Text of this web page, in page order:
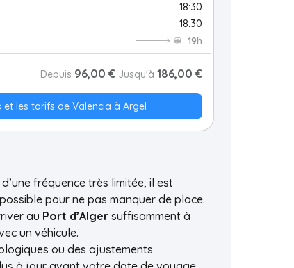
18:30
18:30
19h
Depuis 96,00 € Jusqu'à 186,00 €
et les tarifs de Valencia à Argel
d’une fréquence très limitée, il est
pour ne pas manquer de place.
au Port d’Alger suffisamment à
un véhicule.
ou des ajustements